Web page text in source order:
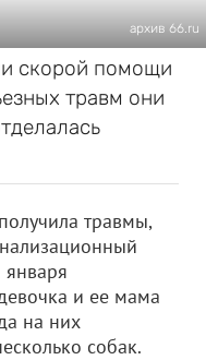
архив 66.ru
скорой помощи
травм они
травмы,
и ее мама
на них
собак.